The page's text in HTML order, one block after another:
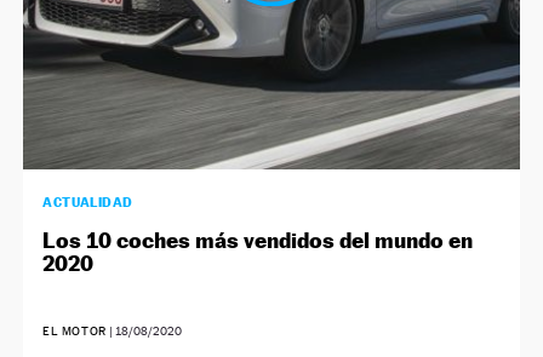
ACTUALIDAD
Los 10 coches más vendidos del mundo en
2020
EL MOTOR | 18/08/2020